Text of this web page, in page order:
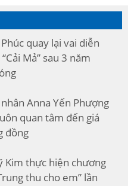
quay lại vai diễn
Mả” sau 3 năm
Anna Yến Phượng
quan tâm đến giá
đồng
Kim thực hiện chương
thu cho em” lần